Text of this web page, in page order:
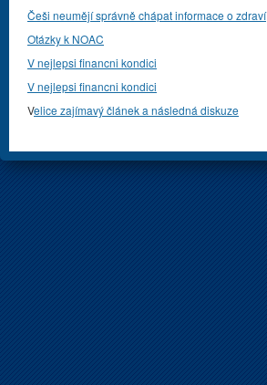
Češi neumějí správně chápat informace o zdraví
Otázky k NOAC
V nejlepsi financni kondici
V nejlepsi financni kondici
Velice zajímavý článek a následná diskuze